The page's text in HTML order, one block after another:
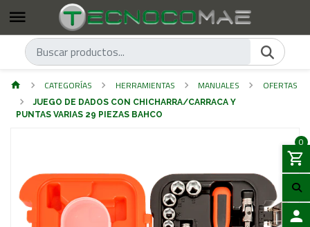
0
CATEGORÍAS HERRAMIENTAS MANUALES OFERTAS
JUEGO DE DADOS CON CHICHARRA/CARRACA Y
PUNTAS VARIAS 29 PIEZAS BAHCO